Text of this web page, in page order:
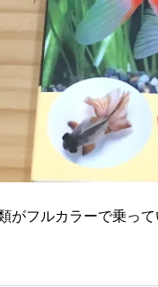
がフルカラーで乗って